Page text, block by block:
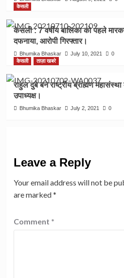
केसली
केसली : 7 वर्षीय बालिका को पहले
दफनाया, आरोपी गिरफ्तार।
Bhumika Bhaskar July 10, 2021
0
केसली
ताज़ा खबरे
राहुल दुबे बने राष्ट्रीय ब्राह्मण
उपाध्यक्ष।
Bhumika Bhaskar July 2, 2021 0
Leave a Reply
Your email address will not be
are marked*
Comment *